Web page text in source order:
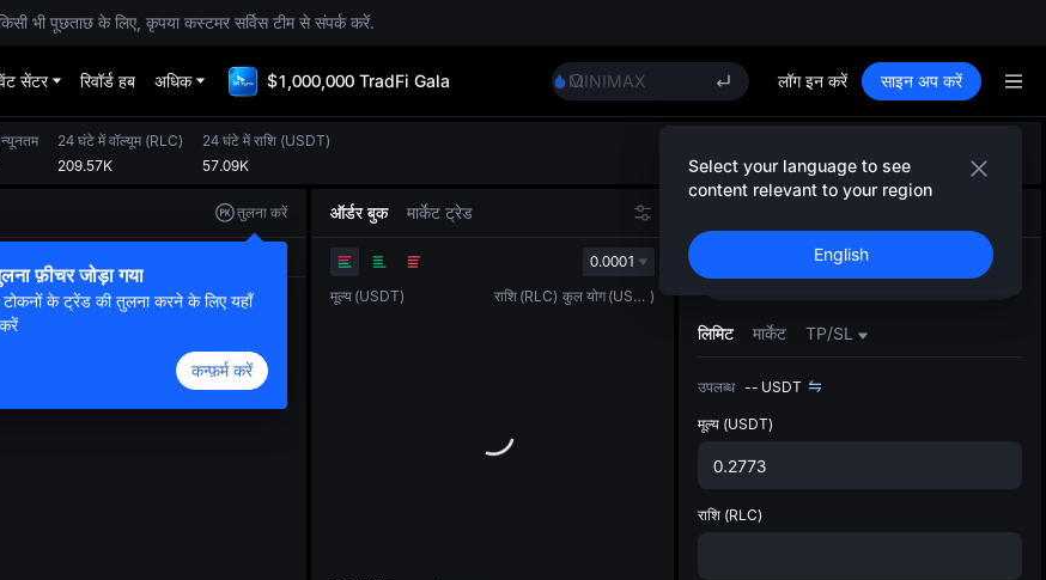
भी पूछताछ के लिए, कृपया कस्टमर सर्विस टीम से संपर्क करें.
सेंटर रिवॉर्ड हब अधिक $1,000,000 TradFi Gala
MINIMAX
HEI
Unitree Future Now Live
MINIMAX
HEI
CAP
Unitree Future Now Live
लॉग इन करें साइन अप करें
Select your language to see
content relevant to your region
English
24 घंटे में वॉल्यूम(RLC)
209.57K
24 घंटे में राशि (USDT)
57.09K
तुलना करें
फ़ीचर जोड़ा गया
टोकनों के ट्रेंड की तुलना करने के लिए यहाँ
कन्फ़र्म करें
ऑर्डर बुक मार्केट ट्रेड
0.0001
मूल्य (USDT) राशि (RLC) कुल योग ( USDT )
खरीदें बेचें
लिमिट मार्केट TP/SL
उपलब्ध -- USDT
मूल्य (USDT)
राशि (RLC)